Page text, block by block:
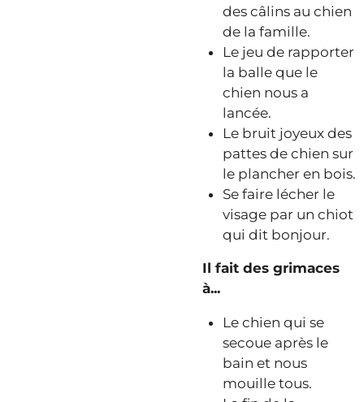
des câlins au chien
de la famille.
Le jeu de rapporter
la balle que le
chien nous a
lancée.
Le bruit joyeux des
pattes de chien sur
le plancher en bois.
Se faire lécher le
visage par un chiot
qui dit bonjour.
Il fait des grimaces
à...
Le chien qui se
secoue après le
bain et nous
mouille tous.